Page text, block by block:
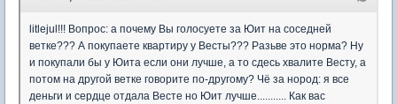
litlejul!!! Вопрос: а почему Вы голосуете за Юит на соседней
ветке??? А покупаете квартиру у Весты??? Разьве это норма? Ну
и покупали бы у Юита если они лучше, а то сдесь хвалите Весту, а
потом на другой ветке говорите по-другому? Чё за нород: я все
деньги и сердце отдала Весте но Юит лучше........... Как вас